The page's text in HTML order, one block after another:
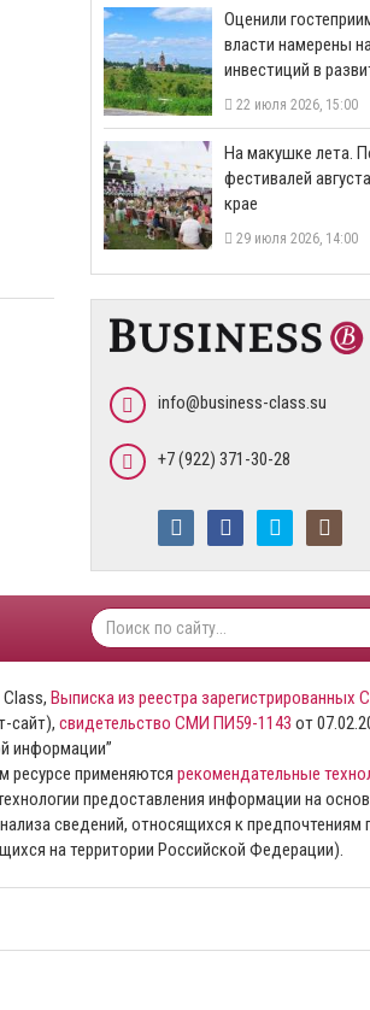
Оценили
власти намерены
инвестиций в
22 июля 2026, 15:00
На макушке лета.
фестивалей
крае
29 июля 2026, 14:00
info@business-class.su
+7 (922) 371-30-28
Выписка из реестра зарегистрированных
сайт), свидетельство СМИ ПИ59-1143 от
информации”
ресурсе применяются рекомендательные
предоставления информации на
сведений, относящихся к предпочтениям
на территории Российской Федерации).